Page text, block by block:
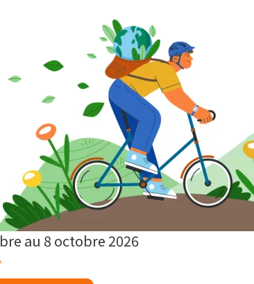
au 8 octobre 2026